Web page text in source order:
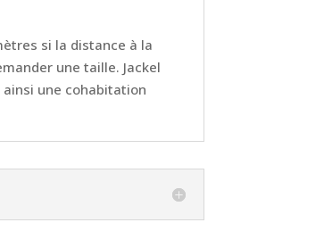
si la distance à la
une taille. Jackel
une cohabitation